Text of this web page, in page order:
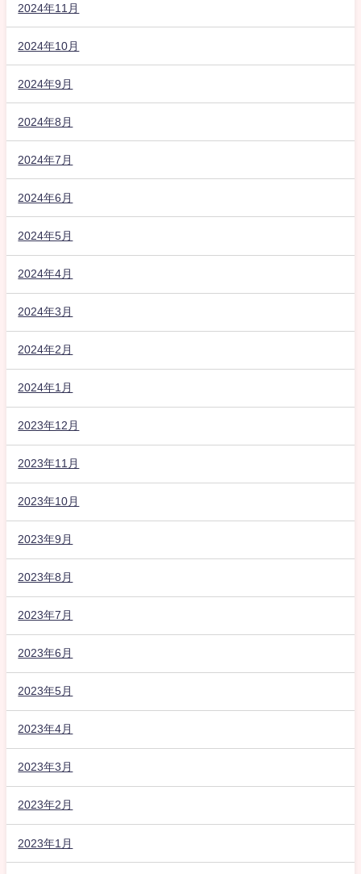
2024年11月
2024年10月
2024年9月
2024年8月
2024年7月
2024年6月
2024年5月
2024年4月
2024年3月
2024年2月
2024年1月
2023年12月
2023年11月
2023年10月
2023年9月
2023年8月
2023年7月
2023年6月
2023年5月
2023年4月
2023年3月
2023年2月
2023年1月